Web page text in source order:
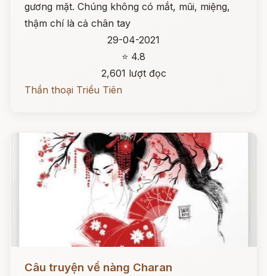
gương mặt. Chúng không có mắt, mũi, miệng,
thậm chí là cả chân tay
29-04-2021
⭐ 4.8
2,601 lượt đọc
Thần thoại Triều Tiên
Câu truyện về nàng Charan